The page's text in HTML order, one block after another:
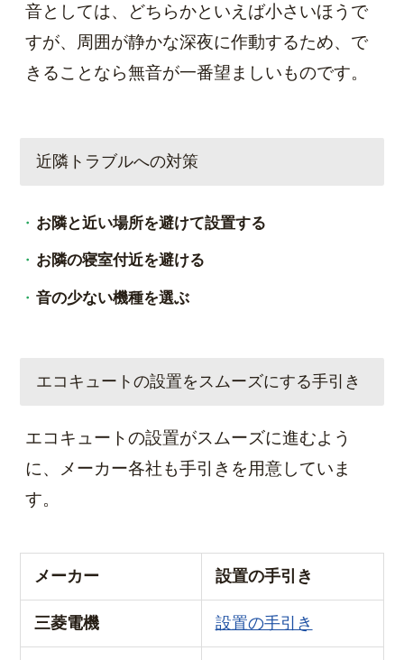
音としては、どちらかといえば小さいほうで
すが、周囲が静かな深夜に作動するため、で
きることなら無音が一番望ましいものです。
近隣トラブルへの対策
お隣と近い場所を避けて設置する
お隣の寝室付近を避ける
音の少ない機種を選ぶ
エコキュートの設置をスムーズにする手引き
エコキュートの設置がスムーズに進むよう
に、メーカー各社も手引きを用意していま
す。
メーカー 設置の手引き
三菱電機 設置の手引き